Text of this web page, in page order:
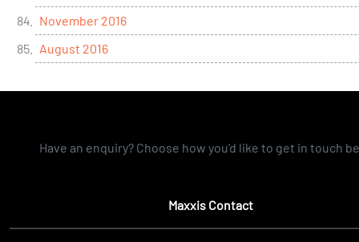
November 2016
August 2016
Have an enquiry? Choose how you'd like to get in touch
Maxxis Contact